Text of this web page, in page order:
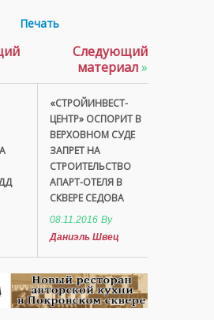
Печать
Следующий
материал»
«СТРОЙИНВЕСТ-
ЦЕНТР» ОСПОРИТ В
ВЕРХОВНОМ СУДЕ
ЗАПРЕТ НА
СТРОИТЕЛЬСТВО
АПАРТ-ОТЕЛЯ В
СКВЕРЕ СЕДОВА
08.11.2016 By
Даниэль Швец